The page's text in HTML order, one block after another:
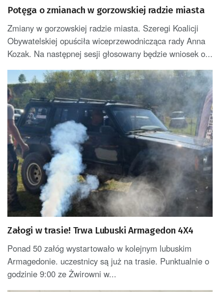
Potęga o zmianach w gorzowskiej radzie miasta
Zmiany w gorzowskiej radzie miasta. Szeregi Koalicji
Obywatelskiej opuściła wiceprzewodnicząca rady Anna
Kozak. Na następnej sesji głosowany będzie wniosek o...
Załogi w trasie! Trwa Lubuski Armagedon 4X4
Ponad 50 załóg wystartowało w kolejnym lubuskim
Armagedonie. uczestnicy są już na trasie. Punktualnie o
godzinie 9:00 ze Żwirowni w...